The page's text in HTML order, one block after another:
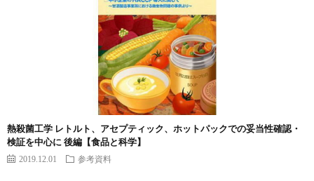
熱殺菌工学 レトルト、アセプティック、ホットパックでの妥当性確認・
検証を中心に 後編【食品と科学】
2019.12.01 参考資料